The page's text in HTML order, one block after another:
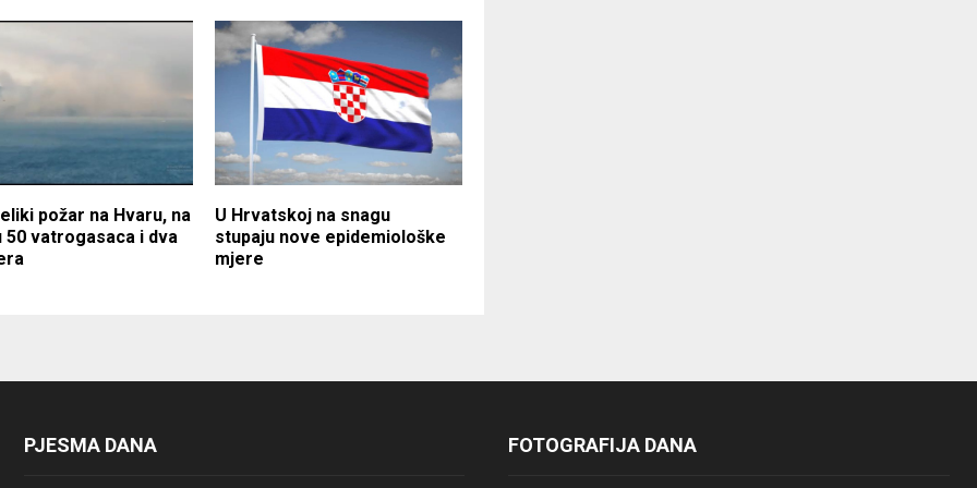
požar na Hvaru, na
50 vatrogasaca i dva
U Hrvatskoj na snagu
stupaju nove epidemiološke
mjere
PJESMA DANA FOTOGRAFIJA DANA